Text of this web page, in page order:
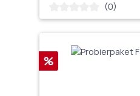
Durchschnittliche
(0)
Rabatt
%